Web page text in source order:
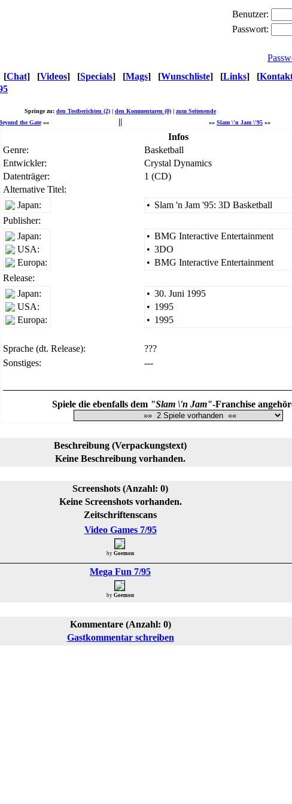
Benutzer:
Passwort:
[Chat] [Videos] [Specials] [Mags] [Wunschliste] [Links] [
Springe zu: den Testberichten (2) | den Kommentaren (0) | zum Seitenende
the Gate«« »» Slam \'n Jam \'95 »»
Infos
Genre:
Basketball
Entwickler:
Crystal Dynamics
Datenträger:
1 (CD)
Alternative Titel:
Japan:
• Slam 'n Jam '95: 3D Basketball
Publisher:
Japan:
USA:
Europa:
• BMG Interactive Entertainment
• 3DO
• BMG Interactive Entertainment
Release:
Japan:
USA:
Europa:
• 30. Juni 1995
• 1995
• 1995
Sprache (dt. Release):
???
Sonstiges:
---
Spiele die ebenfalls dem "Slam \'n Jam"-Franchise
Beschreibung (Verpackungstext)
Keine Beschreibung vorhanden.
Screenshots (Anzahl: 0)
Keine Screenshots vorhanden.
Zeitschriftenscans
Video Games 7/95
by Goemon
Mega Fun 7/95
by Goemon
Kommentare (Anzahl: 0)
Gastkommentar schreiben